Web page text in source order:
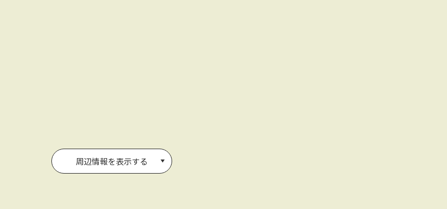
周辺情報を表示する